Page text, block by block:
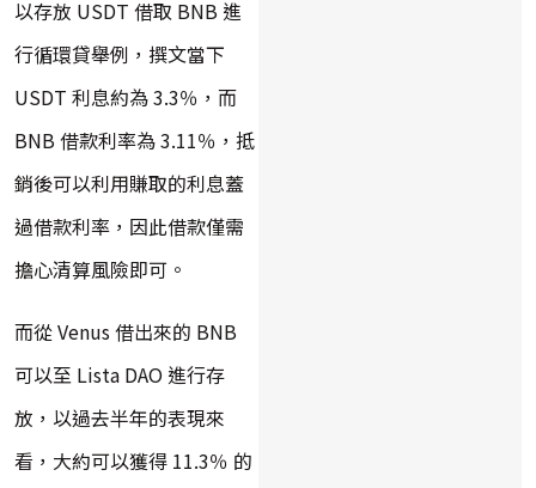
以存放 USDT 借取 BNB 進
行循環貸舉例，撰文當下
USDT 利息約為 3.3％，而
BNB 借款利率為 3.11％，抵
銷後可以利用賺取的利息蓋
過借款利率，因此借款僅需
擔心清算風險即可。
而從 Venus 借出來的 BNB
可以至 Lista DAO 進行存
放，以過去半年的表現來
看，大約可以獲得 11.3％ 的